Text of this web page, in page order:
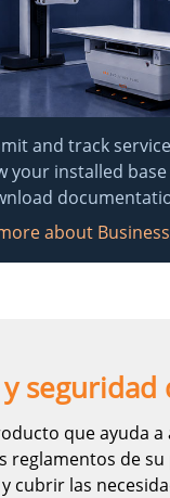
and track
your installed base
about
que ayuda
reglamentos de
cubrir las